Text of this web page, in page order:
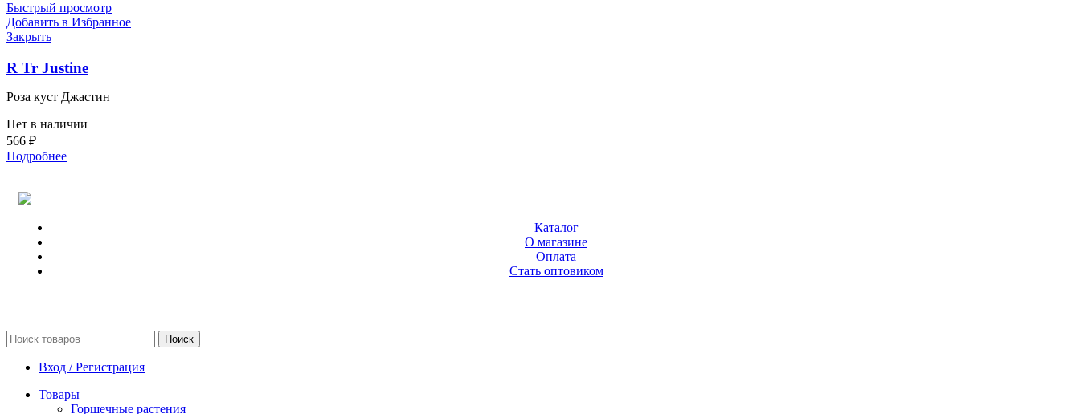
Быстрый просмотр
Добавить в Избранное
Закрыть
R Tr Justine
Роза куст Джастин
Нет в наличии
566 ₽
Подробнее
Каталог
О магазине
Оплата
Стать оптовиком
Поиск
Вход / Регистрация
Товары
Горшечные растения